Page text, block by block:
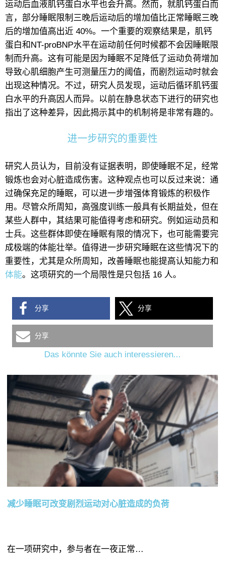
运动后血液肌钙蛋白水平也会升高。然而，就肌钙蛋白而
言，部分睡眠限制三晚后运动后的增加值比正常睡眠三晚
后的增加值高出近 40%。一个重要的观察结果是，肌钙
蛋白和NT-proBNP水平在运动前任何时候都不会因睡眠限
制而升高。这有可能是因为睡眠不足降低了运动负荷增加
导致心肌细胞产生可测量压力的阈值，而剧烈运动时就会
出现这种情况。不过，研究人员发现，运动后循环肌钙蛋
白水平的升高因人而异。以前在静息状态下进行的研究也
指出了这种差异，因此揭示其中的机制将是非常有趣的。
进一步研究的重要性
研究人员认为，目前没有证据表明，即使睡眠不足，经常
锻炼也会对心脏造成伤害。这种观点也可以反过来说：通
过确保充足的睡眠，可以进一步增强体育锻炼的积极作
用。尽管众所周知，高强度训练一般具有长期益处，但在
某些人群中，其结果可能值得考虑和研究。例如运动员和
士兵。这些群体即使在睡眠有限的情况下，也可能需要完
成极端的体能壮举。值得进一步研究睡眠在这些情况下的
重要性，尤其是众所周知，改善睡眠也能提高认知能力和
体能。这项研究的一个局限性是只包括 16 人。
分享 分享
分享
Das könnte Sie auch interessieren...
减少睡眠可改变剧烈运动对心脏造成的负荷
在一项研究中，参与者在一夜正常…